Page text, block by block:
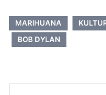
MARIHUANA
BOB DYLAN